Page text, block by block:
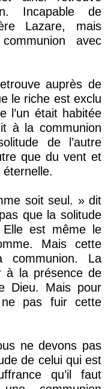
Incapable de
Lazare, mais
avec
auprès de
le riche est exclu
l’un était habitée
à la communion
de l’autre
que du vent et
éternelle.
soit seul. » dit
que la solitude
est même le
Mais cette
La
à la présence de
Dieu. Mais pour
pas fuir cette
ne devons pas
de celui qui est
qu’il faut